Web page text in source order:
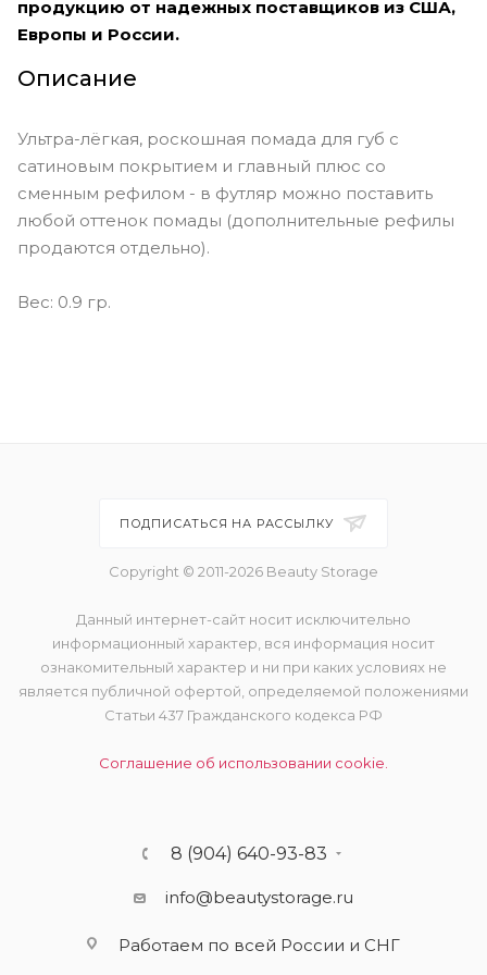
продукцию от надежных поставщиков из США,
Европы и России.
Описание
Ультра-лёгкая, роскошная помада для губ с
сатиновым покрытием и главный плюс со
сменным рефилом - в футляр можно поставить
любой оттенок помады (дополнительные рефилы
продаются отдельно).
Вес: 0.9 гр.
ПОДПИСАТЬСЯ НА РАССЫЛКУ
Copyright © 2011-2026 Beauty Storage
Данный интернет-сайт носит исключительно
информационный характер, вся информация носит
ознакомительный характер и ни при каких условиях не
является публичной офертой, определяемой положениями
Статьи 437 Гражданского кодекса РФ
Соглашение об использовании cookie.
8 (904) 640-93-83
info@beautystorage.ru
Работаем по всей России и СНГ